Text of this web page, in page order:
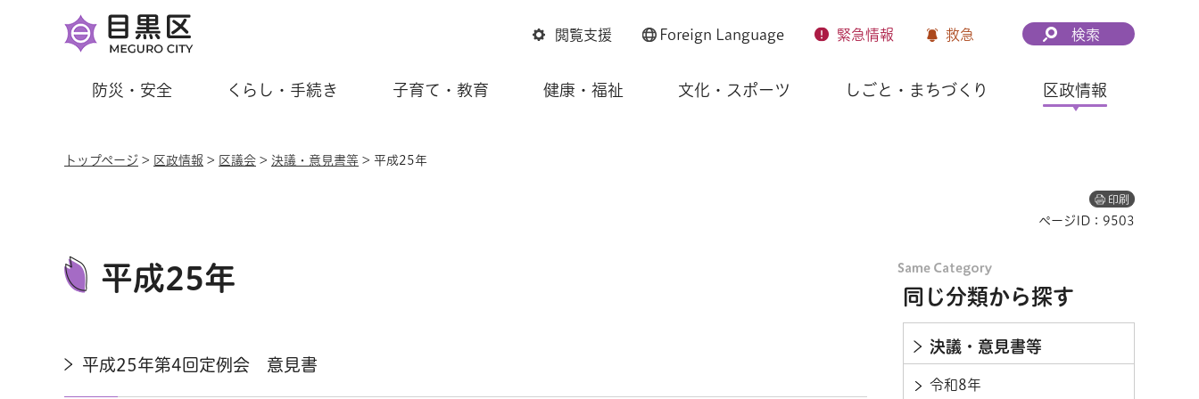
閲覧支援 Foreign Language 緊急情報 救急 検索
防災・安全 くらし・手続き 子育て・教育 健康・福祉 文化・スポーツ しごと・まちづくり 区政情報
トップページ > 区政情報 > 区議会 > 決議・意見書等 > 平成25年
印刷
ページID：9503
平成25年
平成25年第4回定例会 意見書
同じ分類から探す
決議・意見書等
令和8年